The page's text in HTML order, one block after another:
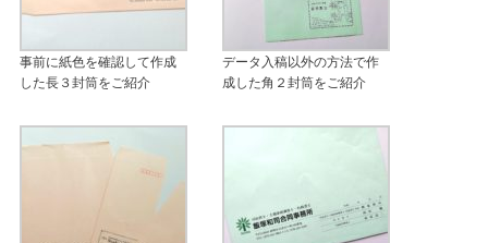
事前に紙色を確認して作成
した長３封筒をご紹介
データ入稿以外の方法で作
成した角２封筒をご紹介